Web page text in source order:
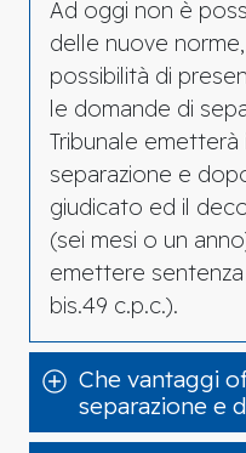
Ad oggi non è
delle nuove
possibilità di
le domande di
Tribunale
separazione e
giudicato ed il
(sei mesi o un
emettere
bis.49 c.p.c.).
Che vantaggi
separazione e